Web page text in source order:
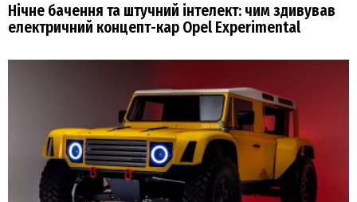
Нічне бачення та штучний інтелект: чим здивував
електричний концепт-кар Opel Experimental